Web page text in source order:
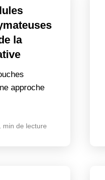
la
approche
min de lecture